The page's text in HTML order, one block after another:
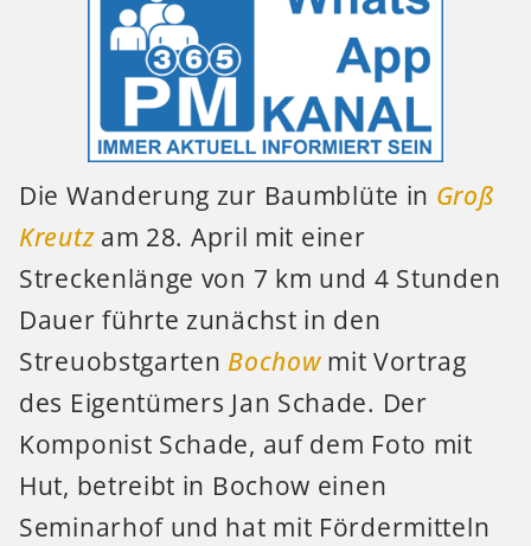
Die Wanderung zur Baumblüte in Groß
Kreutzam 28. April mit einer
Streckenlänge von 7 km und 4 Stunden
Dauer führte zunächst in den
Streuobstgarten Bochowmit Vortrag
des Eigentümers Jan Schade. Der
Komponist Schade, auf dem Foto mit
Hut, betreibt in Bochow einen
Seminarhof und hat mit Fördermitteln